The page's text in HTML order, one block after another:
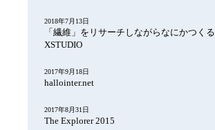
2018年7月13日
「繊維」をリサーチしながらなにかつくる
XSTUDIO
2017年9月18日
hallointer.net
2017年8月31日
The Explorer 2015